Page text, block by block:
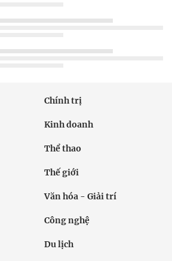
Chính trị
Kinh doanh
Thể thao
Thế giới
Văn hóa - Giải trí
Công nghệ
Du lịch